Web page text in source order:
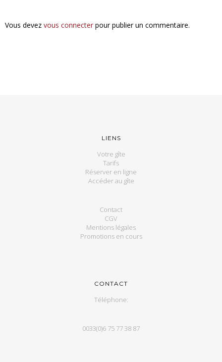
Vous devez vous connecter pour publier un commentaire.
LIENS
Votre gîte
Tarifs
Réserver en ligne
Accéder au gîte
Contact
CGV
Mentions légales
Promotions en cours
CONTACT
Téléphone:
0033(0)6 75 77 38 87